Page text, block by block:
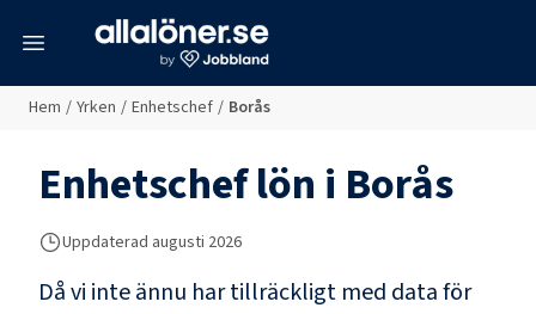
Hem / Yrken / Enhetschef / Borås
Enhetscheflön i Borås
Uppdaterad augusti 2026
Då vi inte ännu har tillräckligt med data för